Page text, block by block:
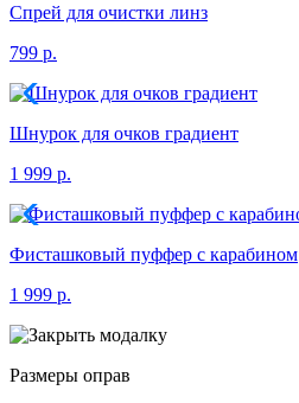
Спрей для очистки линз
799 р.
Шнурок для очков градиент
1 999 р.
Фисташковый пуффер с карабином
1 999 р.
Размеры оправ